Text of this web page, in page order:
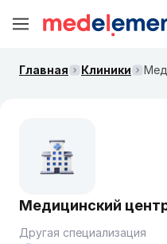
Главная Клиники
​Медицинский
Другая специализация